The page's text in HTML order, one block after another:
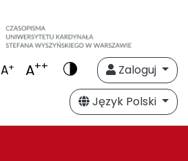
A+ A++
Zaloguj
Język Polski